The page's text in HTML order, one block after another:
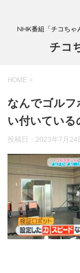
NHK番組「チコちゃ
チコ
HOME >
なんでゴル
い付いている
投稿日： 2023年7月24